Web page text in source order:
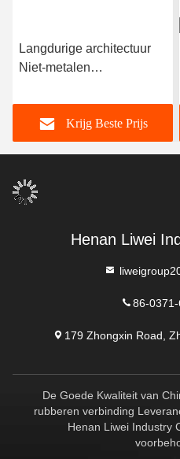
Langdurige architectuur
Niet-metalen
Corrosiebestand Meer
dan 10 jaar levensduur
Krijg Beste Prijs
Henan Liwei
86-
179 Zhongxin Road,
De Goede Kwaliteit van
rubberen verbinding
Henan Liwei Industry